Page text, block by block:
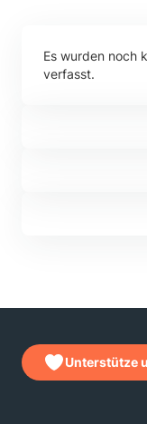
Es wurden noch
verfasst.
Unterstütze